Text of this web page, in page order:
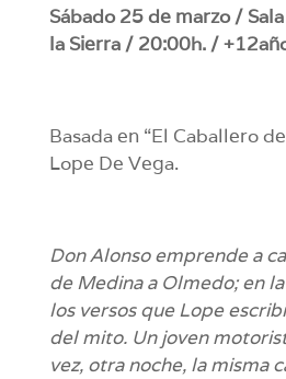
Sábado 25 de marzo /
la Sierra / 20:00h. /
Basada en “El Caballero
Lope De Vega.
Don Alonso emprende a
de Medina a Olmedo; en
los versos que Lope
del mito. Un joven
vez, otra noche, la misma